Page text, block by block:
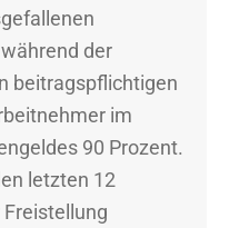
der
beitragspflichtigen
im
90 Prozent.
letzten 12